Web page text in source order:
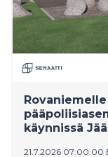
käynnissä
21.7.2026 07:00:00